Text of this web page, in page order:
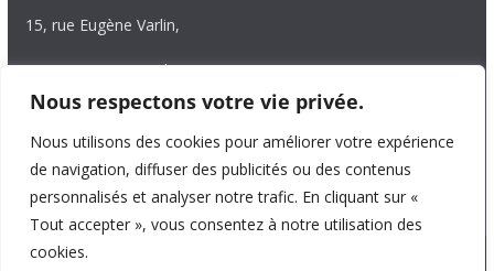
Nous respectons votre vie privée.
Nous utilisons des cookies pour améliorer votre expérience
de navigation, diffuser des publicités ou des contenus
personnalisés et analyser notre trafic. En cliquant sur «
Tout accepter », vous consentez à notre utilisation des
cookies.
15, rue Eugène Varlin,
87036 Limoges Cedex.
Tél. 05 55 06 14 15
Nous écrire